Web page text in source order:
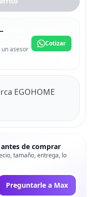
asesor
Cotizar
EGOHOME
de comprar
tamaño, entrega, lo
Preguntarle a Max